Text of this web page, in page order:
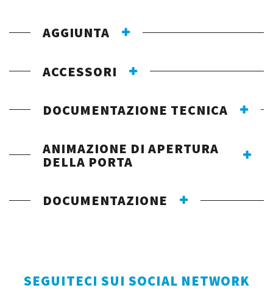
AGGIUNTA
ACCESSORI
DOCUMENTAZIONE TECNICA
ANIMAZIONE DI APERTURA
DELLA PORTA
DOCUMENTAZIONE
SEGUITECI SUI SOCIAL NETWORK